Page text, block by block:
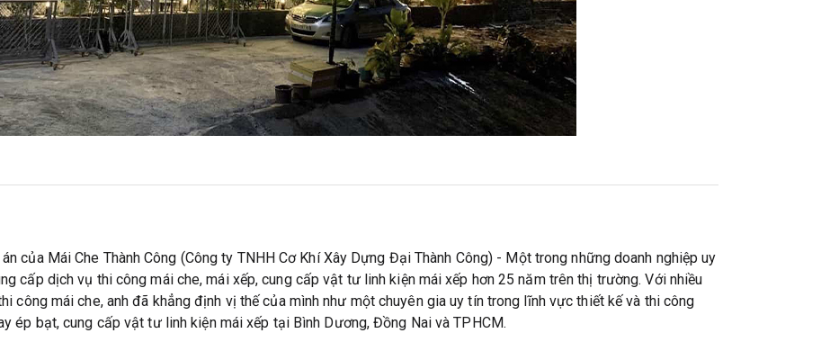
của Mái Che Thành Công (Công ty TNHH Cơ Khí Xây Dựng Đại Thành Công) - Một trong những doanh nghiệp uy
cấp dịch vụ thi công mái che, mái xếp, cung cấp vật tư linh kiện mái xếp hơn 25 năm trên thị trường. Với nhiều
công mái che, anh đã khẳng định vị thế của mình như một chuyên gia uy tín trong lĩnh vực thiết kế và thi công
ép bạt, cung cấp vật tư linh kiện mái xếp tại Bình Dương, Đồng Nai và TPHCM.